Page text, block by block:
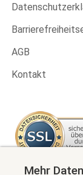
AGB
Kontakt
Mehr